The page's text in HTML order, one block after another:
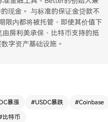
现金。 与标准的保证金贷款不
限内都将被托管，即使其价值下
房利美承保、比特币支持的抵
字资产基础设施。
暴漲 #USDC暴跌 #Coinbase
比特币